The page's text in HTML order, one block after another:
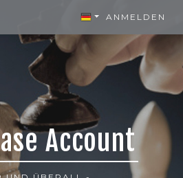
ANMELDEN
Account